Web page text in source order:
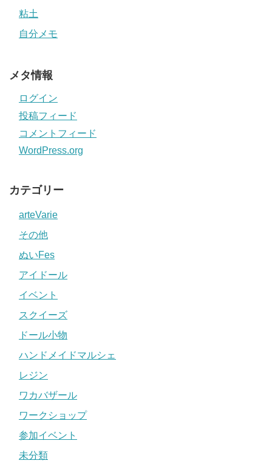
粘土
自分メモ
メタ情報
ログイン
投稿フィード
コメントフィード
WordPress.org
カテゴリー
arteVarie
その他
ぬいFes
アイドール
イベント
スクイーズ
ドール小物
ハンドメイドマルシェ
レジン
ワカバザール
ワークショップ
参加イベント
未分類